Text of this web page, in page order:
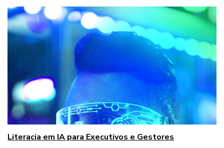
Literacia em IA para Executivos e Gestores